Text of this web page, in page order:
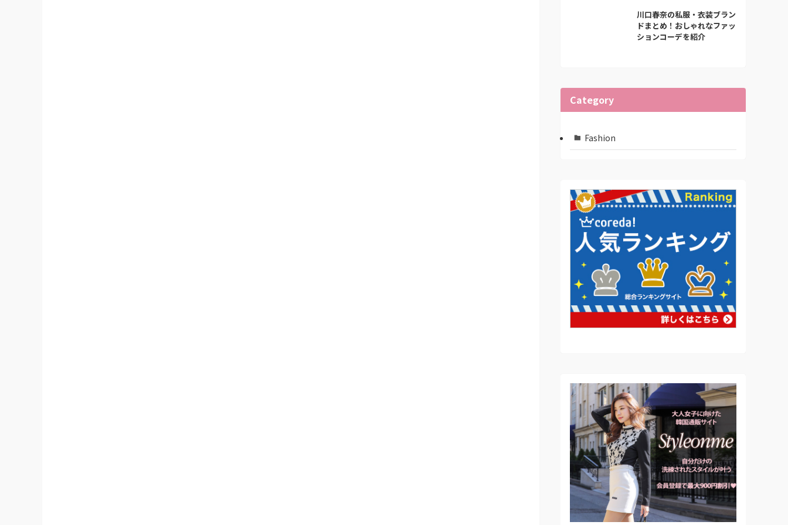
川口春奈の私服・衣装ブラン
ドまとめ！おしゃれなファッ
ションコーデを紹介
Category
Fashion